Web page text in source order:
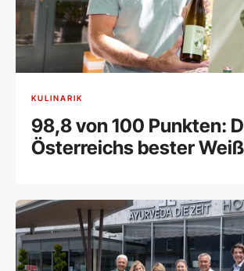
KULINARIK
98,8 von 100 Punkten:
Österreichs bester